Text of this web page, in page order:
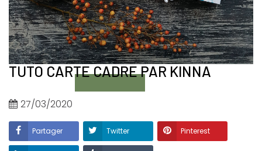
TUTO CARTE CADRE PAR KINNA
27/03/2020
Partager Twitter Pinterest